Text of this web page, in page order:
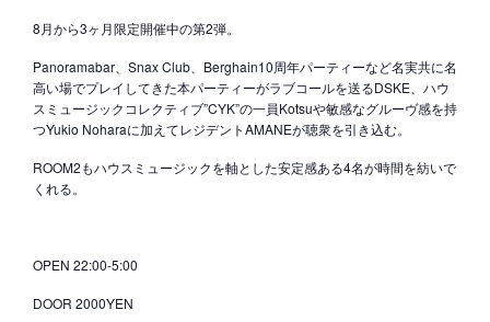
8月から3ヶ月限定開催中の第2弾。
Panoramabar、Snax Club、Berghain10周年パーティーなど名実共に名
高い場でプレイしてきた本パーティーがラブコールを送るDSKE、ハウ
スミュージックコレクティブ”CYK”の一員Kotsuや敏感なグルーヴ感を持
つYukio Noharaに加えてレジデントAMANEが聴衆を引き込む。
ROOM2もハウスミュージックを軸とした安定感ある4名が時間を紡いで
くれる。
OPEN 22:00-5:00
DOOR 2000YEN